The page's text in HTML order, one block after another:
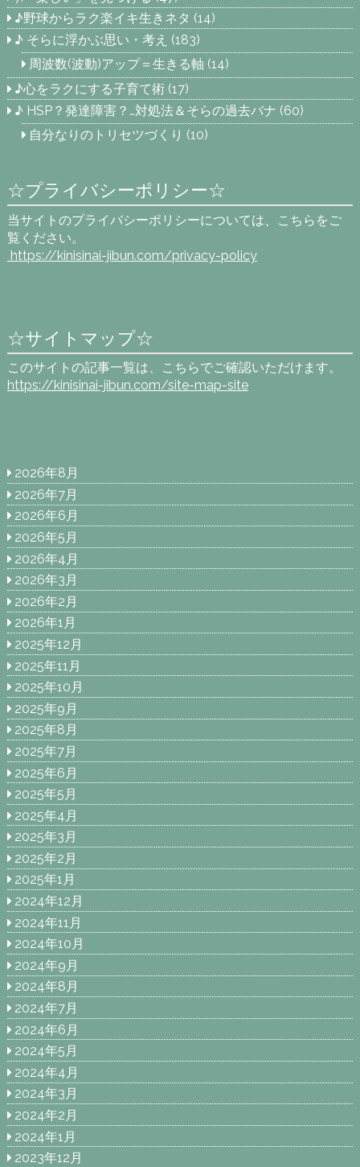
♪野球からラク楽イキ生きネタ (14)
♪ そらに浮かぶ思い・考え (183)
周波数(波動)アップ＝生きる軸 (14)
♪心をラクにする子育て術 (17)
♪ HSP？発達障害？…対処法＆そらの過去バナ (60)
自分なりのトリセツづくり (10)
☆プライバシーポリシー☆
当サイトのプライバシーポリシーについては、こちらをご
覧ください。
https://kinisinai-jibun.com/privacy-policy
☆サイトマップ☆
このサイトの記事一覧は、こちらでご確認いただけます。
https://kinisinai-jibun.com/site-map-site
2026年8月
2026年7月
2026年6月
2026年5月
2026年4月
2026年3月
2026年2月
2026年1月
2025年12月
2025年11月
2025年10月
2025年9月
2025年8月
2025年7月
2025年6月
2025年5月
2025年4月
2025年3月
2025年2月
2025年1月
2024年12月
2024年11月
2024年10月
2024年9月
2024年8月
2024年7月
2024年6月
2024年5月
2024年4月
2024年3月
2024年2月
2024年1月
2023年12月